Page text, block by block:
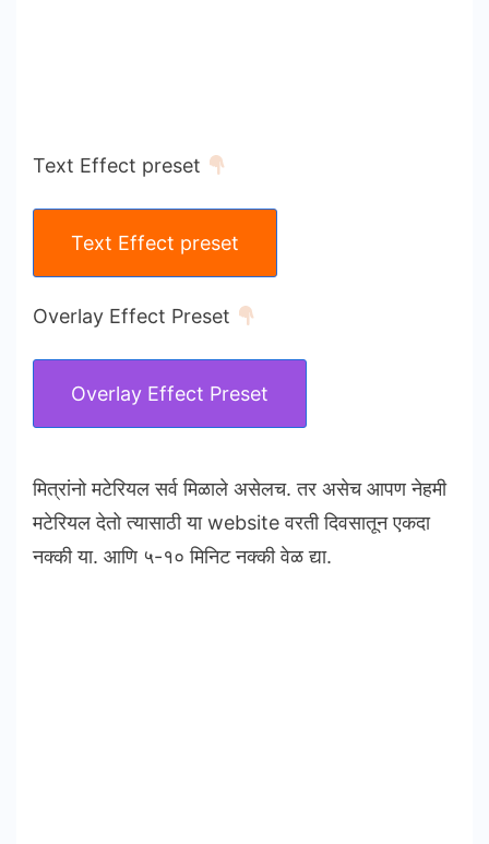
Text Effect preset
Text Effect preset
Overlay Effect Preset
Overlay Effect Preset
मित्रांनो मटेरियल सर्व मिळाले असेलच. तर असेच आपण नेहमी
मटेरियल देतो त्यासाठी या website वरती दिवसातून एकदा
नक्की या. आणि ५-१० मिनिट नक्की वेळ द्या.